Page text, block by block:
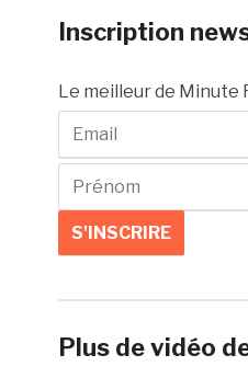
Inscription
Le meilleur de Minute
Plus de vidéo